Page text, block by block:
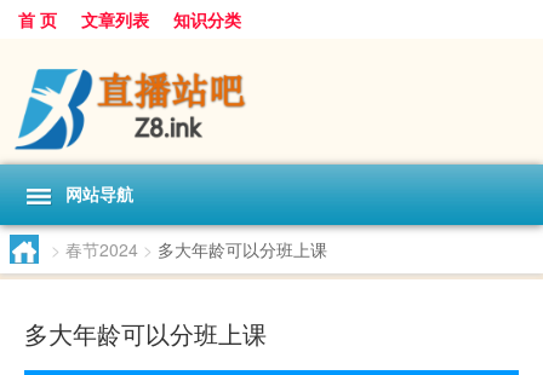
首 页 文章列表 知识分类
网站导航
> 春节2024 > 多大年龄可以分班上课
多大年龄可以分班上课